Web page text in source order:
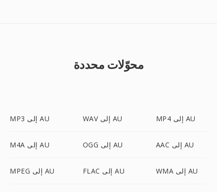
محوّلات محددة
MP3 إلى AU WAV إلى AU MP4 إلى AU
M4A إلى AU OGG إلى AU AAC إلى AU
MPEG إلى AU FLAC إلى AU WMA إلى AU